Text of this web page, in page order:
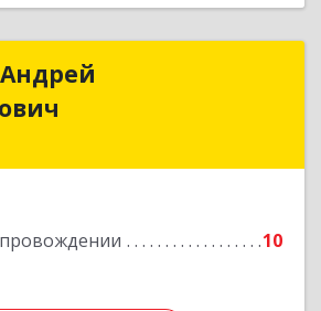
10
Бударный Андрей
Подробнее